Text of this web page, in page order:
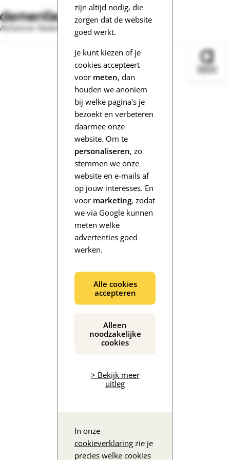
zijn altijd nodig, die
zorgen dat de website
goed werkt.
Je kunt kiezen of je
cookies accepteert
voor meten, dan
houden we anoniem
bij welke pagina's je
bezoekt en verbeteren
daarmee onze
website. Om te
personaliseren, zo
stemmen we onze
website en e-mails af
op jouw interesses. En
voor marketing, zodat
we via Google kunnen
meten welke
advertenties goed
werken.
Alle cookies
accepteren
Alleen
noodzakelijke
cookies
> Bekijk meer
uitleg
In onze
cookieverklaring zie je
precies welke cookies
Alzheimer Nederland
De inhoud wordt geladen...